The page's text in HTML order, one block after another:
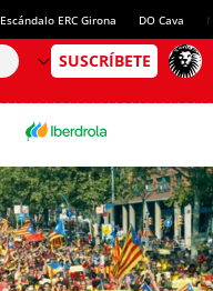
Escándalo ERC Girona DO Cava